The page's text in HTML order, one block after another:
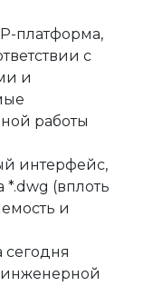
платформа,
с
и
работы
интерфейс,
(вплоть
и
инженерной